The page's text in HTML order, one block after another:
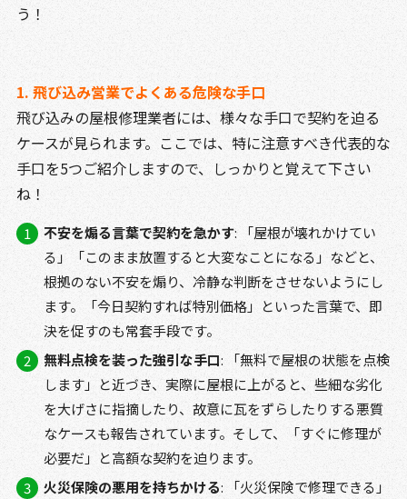
う！
1. 飛び込み営業でよくある危険な手口
飛び込みの屋根修理業者には、様々な手口で契約を迫る
ケースが見られます。ここでは、特に注意すべき代表的な
手口を5つご紹介しますので、しっかりと覚えて下さい
ね！
不安を煽る言葉で契約を急かす: 「屋根が壊れかけてい
る」「このまま放置すると大変なことになる」などと、
根拠のない不安を煽り、冷静な判断をさせないようにし
ます。「今日契約すれば特別価格」といった言葉で、即
決を促すのも常套手段です。
無料点検を装った強引な手口: 「無料で屋根の状態を点検
します」と近づき、実際に屋根に上がると、些細な劣化
を大げさに指摘したり、故意に瓦をずらしたりする悪質
なケースも報告されています。そして、「すぐに修理が
必要だ」と高額な契約を迫ります。
火災保険の悪用を持ちかける: 「火災保険で修理できる」